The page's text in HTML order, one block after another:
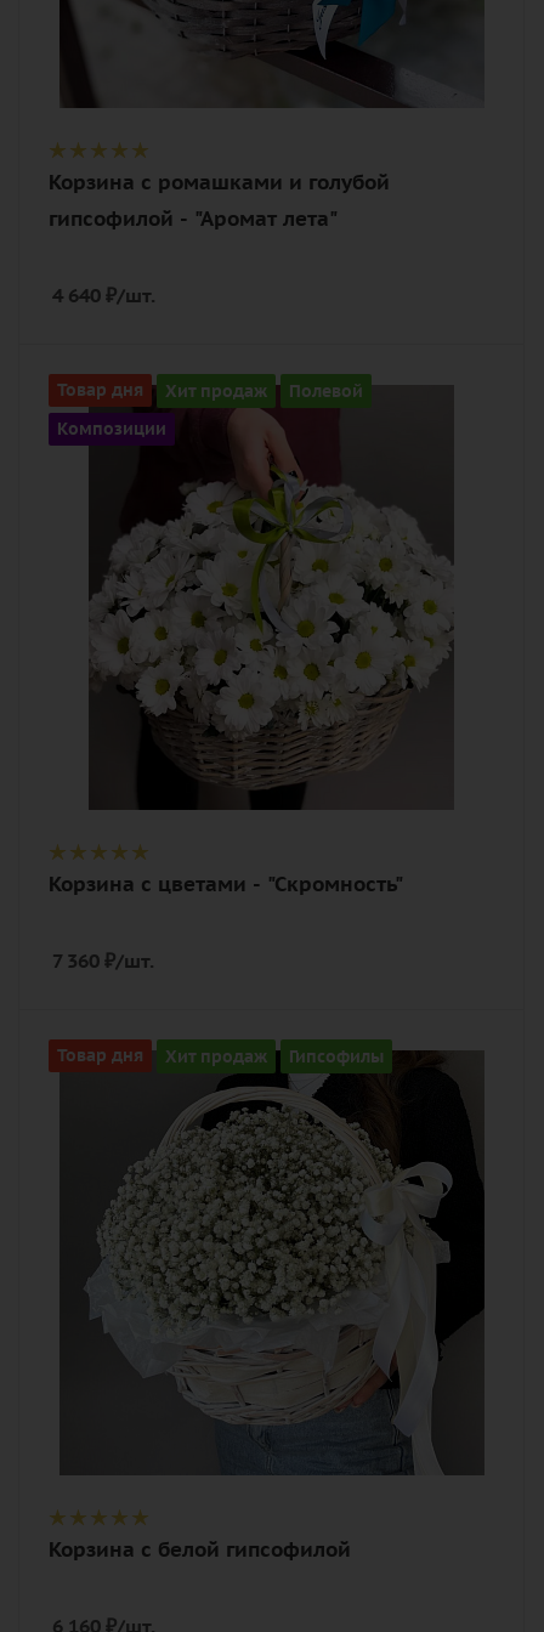
Корзина с ромашками и голубой
гипсофилой - "Аромат лета"
4 640 ₽/шт.
Товар дня Хит продаж Полевой
Композиции
Количество
11
Описание
хризантема кустовая, оазис, лента,
корзина
Корзина с цветами - "Скромность"
7 360 ₽/шт.
Товар дня Хит продаж Гипсофилы
Количество
11
Описание
гипсофилы, оазис, тишью, лента,
корзина
Корзина с белой гипсофилой
6 160 ₽/шт.